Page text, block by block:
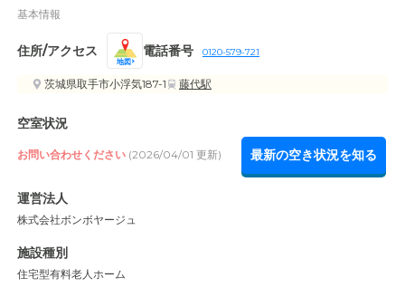
基本情報
住所/アクセス
地図
電話番号 0120-579-721
茨城県取手市小浮気187-1 藤代駅
空室状況
お問い合わせください (2026/04/01 更新) 最新の空き状況を知る
運営法人
株式会社ボンボヤージュ
施設種別
住宅型有料老人ホーム